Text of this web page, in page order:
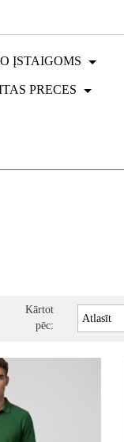
ĮSTAIGOMS
PRECES
Kārtot
pēc:
Atlasīt